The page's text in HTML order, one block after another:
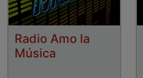
Radio Amo la
Música